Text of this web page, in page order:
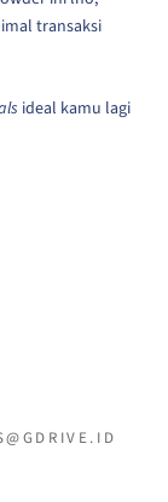
transaksi
ideal kamu lagi